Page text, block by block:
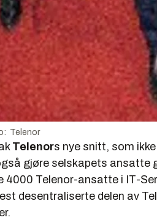
Telenor
Telenors nye snitt, som
gjøre selskapets ansatte
4000 Telenor-ansatte i IT-
desentraliserte delen av